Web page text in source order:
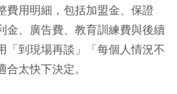
費用明細，包括加盟金、保證
金、廣告費、教育訓練費與後續
「到現場再談」「每個人情況不
太快下決定。